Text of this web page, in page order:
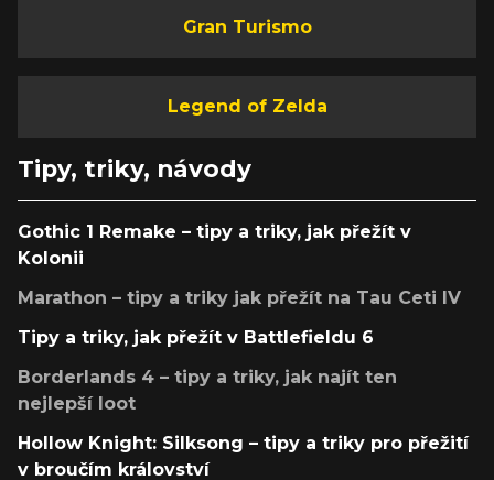
Gran Turismo
Legend of Zelda
Tipy, triky, návody
Gothic 1 Remake – tipy a triky, jak přežít v
Kolonii
Marathon – tipy a triky jak přežít na Tau Ceti IV
Tipy a triky, jak přežít v Battlefieldu 6
Borderlands 4 – tipy a triky, jak najít ten
nejlepší loot
Hollow Knight: Silksong – tipy a triky pro přežití
v broučím království